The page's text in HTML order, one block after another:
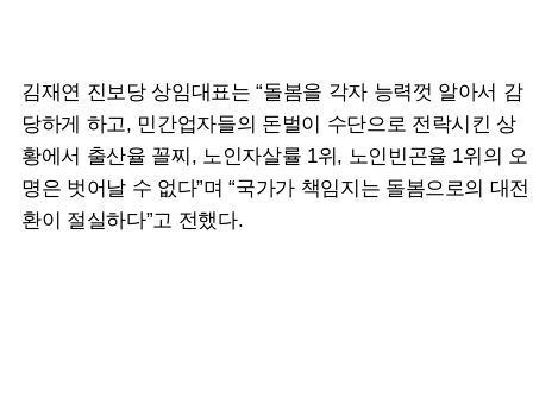
김재연 진보당 상임대표는 “돌봄을 각자 능력껏 알아서 감
당하게 하고, 민간업자들의 돈벌이 수단으로 전락시킨 상
황에서 출산율 꼴찌, 노인자살률 1위, 노인빈곤율 1위의 오
명은 벗어날 수 없다”며 “국가가 책임지는 돌봄으로의 대전
환이 절실하다”고 전했다.